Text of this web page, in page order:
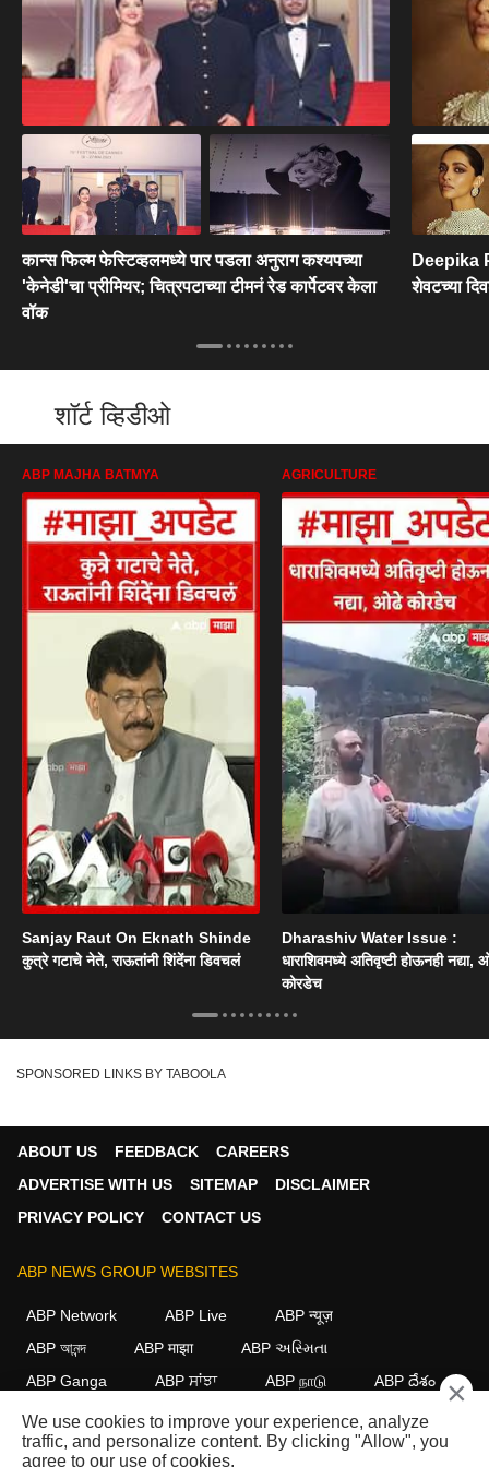
कान्स फिल्म फेस्टिव्हलमध्ये पार पडला अनुराग कश्यपच्या
'केनेडी'चा प्रीमियर; चित्रपटाच्या टीमनं रेड कार्पेटवर केला
वॉक
Deepika
शेवटच्या
शॉर्ट व्हिडीओ
ABP MAJHA BATMYA
Sanjay Raut On Eknath Shinde
कुत्रे गटाचे नेते, राऊतांनी शिंदेंना डिवचलं
AGRICULTURE
Dharashiv Water Issue :
धाराशिवमध्ये अतिवृष्टी होऊनही नद्या,
कोरडेच
SPONSORED LINKS BY TABOOLA
ABOUT US FEEDBACK
CAREERS
ADVERTISE WITH US
SITEMAP
DISCLAIMER
PRIVACY POLICY
CONTACT US
ABP NEWS GROUP WEBSITES
ABP Network ABP Live
ABP न्यूज़
ABP আনন্দ
ABP माझा
ABP અસ્મિતા
ABP Ganga
ABP ਸਾਂਝਾ ABP நாடு ABP దేశం
FOLLOW US
×
We use cookies to improve your experience, analyze
traffic, and personalize content. By clicking "Allow", you
agree to our use of cookies.